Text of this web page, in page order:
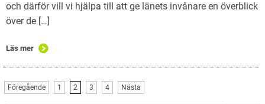
och därför vill vi hjälpa till att ge länets invånare en överblick
över de […]
Läs mer
Föregående 1 2 3 4 Nästa